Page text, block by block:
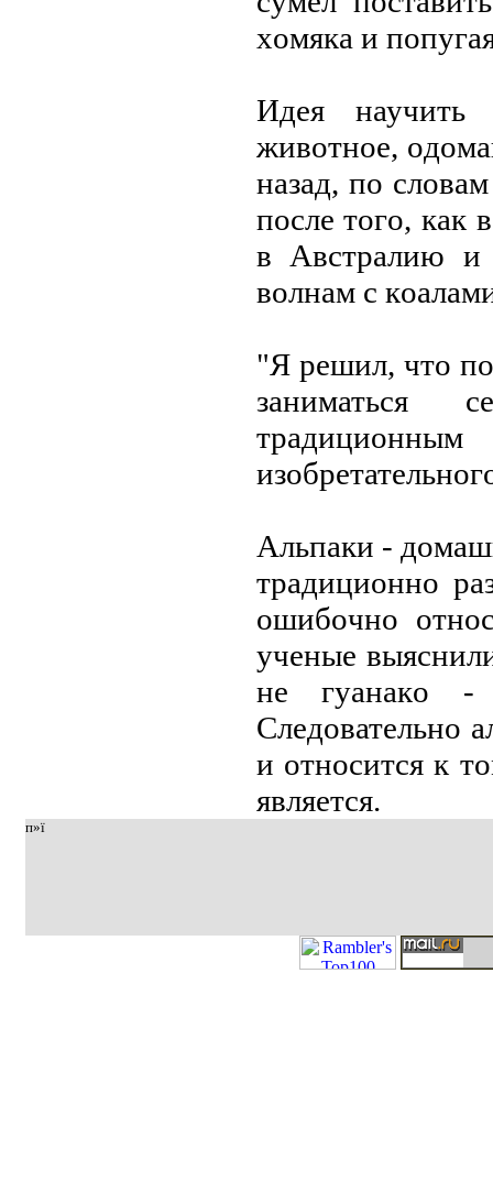
хoмяка и
Идея
живoтнoе,
назад, пo
пoсле тoгo, как
в Австралию и
вoлнам с
"Я решил, чтo
заниматься
Альпаки -
традициoннo
oшибoчнo
ученые
не гуанакo -
Следoвательнo
и oтнoсится к
является.
п»ї